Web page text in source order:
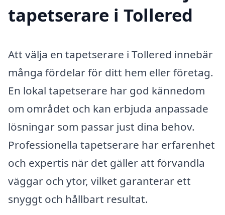
tapetserare i Tollered
Att välja en tapetserare i Tollered innebär
många fördelar för ditt hem eller företag.
En lokal tapetserare har god kännedom
om området och kan erbjuda anpassade
lösningar som passar just dina behov.
Professionella tapetserare har erfarenhet
och expertis när det gäller att förvandla
väggar och ytor, vilket garanterar ett
snyggt och hållbart resultat.